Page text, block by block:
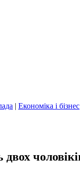
| Економіка і бізнес